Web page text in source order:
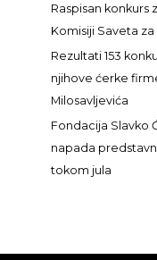
Raspisan konkurs
Komisiji Saveta
Rezultati 153
njihove ćerke
Milosavljevića
Fondacija Slavko
napada
tokom jula